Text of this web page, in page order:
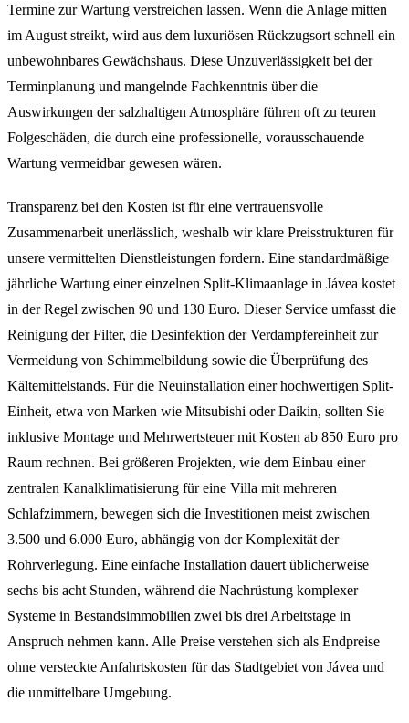
Termine zur Wartung verstreichen lassen. Wenn die Anlage mitten
im August streikt, wird aus dem luxuriösen Rückzugsort schnell ein
unbewohnbares Gewächshaus. Diese Unzuverlässigkeit bei der
Terminplanung und mangelnde Fachkenntnis über die
Auswirkungen der salzhaltigen Atmosphäre führen oft zu teuren
Folgeschäden, die durch eine professionelle, vorausschauende
Wartung vermeidbar gewesen wären.
Transparenz bei den Kosten ist für eine vertrauensvolle
Zusammenarbeit unerlässlich, weshalb wir klare Preisstrukturen für
unsere vermittelten Dienstleistungen fordern. Eine standardmäßige
jährliche Wartung einer einzelnen Split-Klimaanlage in Jávea kostet
in der Regel zwischen 90 und 130 Euro. Dieser Service umfasst die
Reinigung der Filter, die Desinfektion der Verdampfereinheit zur
Vermeidung von Schimmelbildung sowie die Überprüfung des
Kältemittelstands. Für die Neuinstallation einer hochwertigen Split-
Einheit, etwa von Marken wie Mitsubishi oder Daikin, sollten Sie
inklusive Montage und Mehrwertsteuer mit Kosten ab 850 Euro pro
Raum rechnen. Bei größeren Projekten, wie dem Einbau einer
zentralen Kanalklimatisierung für eine Villa mit mehreren
Schlafzimmern, bewegen sich die Investitionen meist zwischen
3.500 und 6.000 Euro, abhängig von der Komplexität der
Rohrverlegung. Eine einfache Installation dauert üblicherweise
sechs bis acht Stunden, während die Nachrüstung komplexer
Systeme in Bestandsimmobilien zwei bis drei Arbeitstage in
Anspruch nehmen kann. Alle Preise verstehen sich als Endpreise
ohne versteckte Anfahrtskosten für das Stadtgebiet von Jávea und
die unmittelbare Umgebung.